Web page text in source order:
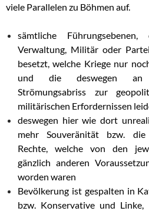
viele Parallelen zu Böhmen auf.
sämtliche
Verwaltung, Militär oder
besetzt, welche Kriege nur
und die deswegen an
Strömungsabriss zur
militärischen Erfordernissen
deswegen hier wie dort
mehr Souveränität bzw.
Rechte, welche von den
gänzlich anderen
worden waren
Bevölkerung ist gespalten in
bzw. Konservative und